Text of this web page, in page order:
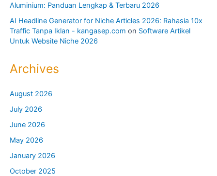
Aluminium: Panduan Lengkap & Terbaru 2026
AI Headline Generator for Niche Articles 2026: Rahasia 10x
Traffic Tanpa Iklan - kangasep.com on Software Artikel
Untuk Website Niche 2026
Archives
August 2026
July 2026
June 2026
May 2026
January 2026
October 2025